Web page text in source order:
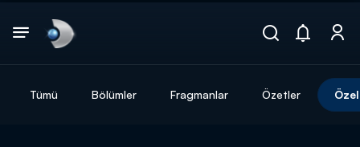
Tümü Bölümler Fragmanlar Özetler